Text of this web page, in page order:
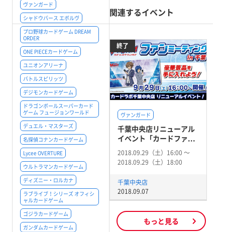
ヴァンガード
シャドウバース エボルヴ
プロ野球カードゲーム DREAM
ORDER
ONE PIECEカードゲーム
ユニオンアリーナ
バトルスピリッツ
デジモンカードゲーム
ドラゴンボールスーパーカード
ゲーム フュージョンワールド
デュエル・マスターズ
名探偵コナンカードゲーム
Lycee OVERTURE
ウルトラマンカードゲーム
ディズニー・ロルカナ
ラブライブ！シリーズ オフィシ
ャルカードゲーム
ゴジラカードゲーム
ガンダムカードゲーム
関連するイベント
終了
ヴァンガード
千葉中央店リニューアル
イベント「カードファ...
2018.09.29（土）16:00 〜
2018.09.29（土）18:00
千葉中央店
2018.09.07
もっと見る